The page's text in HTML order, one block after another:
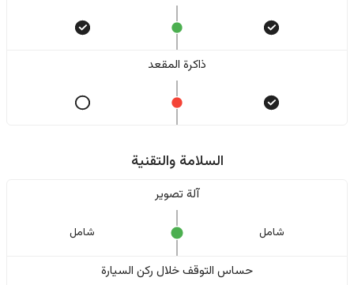
ذاكرة المقعد
السلامة والتقنية
آلة تصوير
شامل شامل
حساس التوقف خلال ركن السيارة